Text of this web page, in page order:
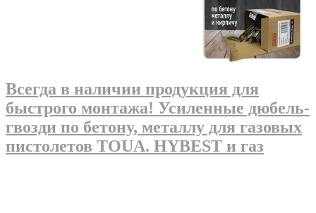
Всегда в наличии продукция для
быстрого монтажа! Усиленные дюбель-
гвозди по бетону, металлу для газовых
пистолетов TOUA. HYBEST и газ